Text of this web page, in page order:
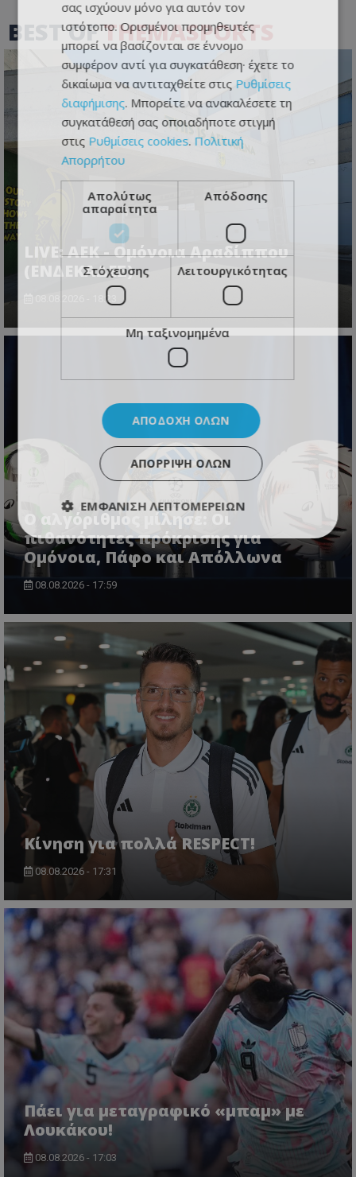
BEST OFTHEMASPORTS
LIVE: ΑΕΚ - Ομόνοια Αραδίππου
(ΕΝΔΕΚΑΔΕΣ)
08.08.2026 - 18:23
Ο αλγόριθμος μίλησε: Οι
πιθανότητες πρόκρισης για
Ομόνοια, Πάφο και Απόλλωνα
08.08.2026 - 17:59
Κίνηση για πολλά RESPECT!
08.08.2026 - 17:31
Πάει για μεταγραφικό «μπαμ» με
Λουκάκου!
08.08.2026 - 17:03
σας ισχύουν μόνο για αυτόν τον
ιστότοπο. Ορισμένοι προμηθευτές
μπορεί να βασίζονται σε έννομο
συμφέρον αντί για συγκατάθεση· έχετε το
δικαίωμα να αντιταχθείτε στις Ρυθμίσεις
διαφήμισης. Μπορείτε να ανακαλέσετε τη
συγκατάθεσή σας οποιαδήποτε στιγμή
στις Ρυθμίσεις cookies. Πολιτική
Απορρήτου
Απολύτως
απαραίτητα
Απόδοσης
Στόχευσης Λειτουργικότητας
Μη ταξινομημένα
ΑΠΟΔΟΧΉ ΌΛΩΝ
ΑΠΌΡΡΙΨΗ ΌΛΩΝ
ΕΜΦΆΝΙΣΗ ΛΕΠΤΟΜΕΡΕΙΏΝ